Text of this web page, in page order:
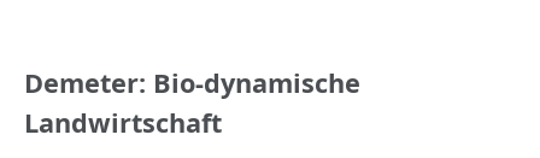
Demeter: Bio-dynamische
Landwirtschaft